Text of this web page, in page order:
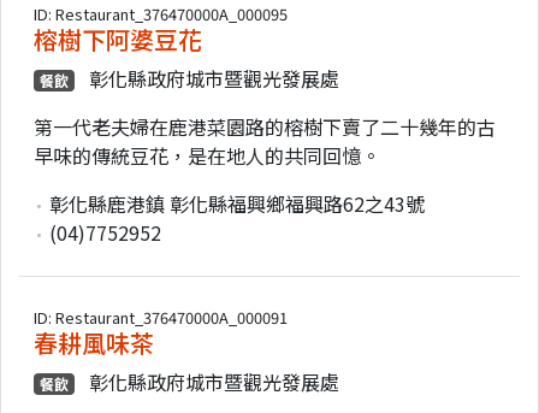
ID: Restaurant_376470000A_000095
榕樹下阿婆豆花
餐飲
彰化縣政府城市暨觀光發展處
第一代老夫婦在鹿港菜園路的榕樹下賣了二十幾年的古
早味的傳統豆花，是在地人的共同回憶。
彰化縣鹿港鎮 彰化縣福興鄉福興路62之43號
(04)7752952
ID: Restaurant_376470000A_000091
春耕風味茶
餐飲
彰化縣政府城市暨觀光發展處